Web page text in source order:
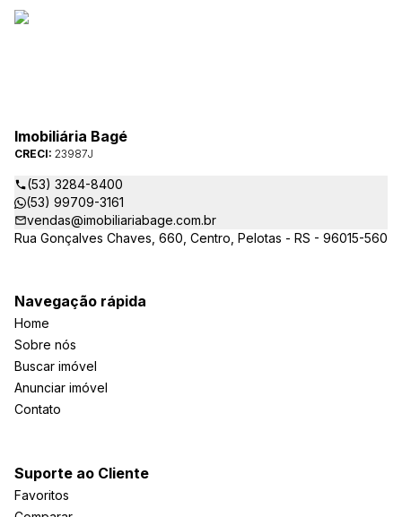
Imobiliária Bagé
CRECI: 23987J
(53) 3284-8400
(53) 99709-3161
vendas@imobiliariabage.com.br
Rua Gonçalves Chaves, 660, Centro, Pelotas - RS - 96015-560
Navegação rápida
Home
Sobre nós
Buscar imóvel
Anunciar imóvel
Contato
Suporte ao Cliente
Favoritos